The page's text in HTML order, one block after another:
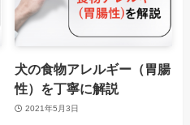
犬の食物アレルギー（胃腸
性）を丁寧に解説
2021年5月3日